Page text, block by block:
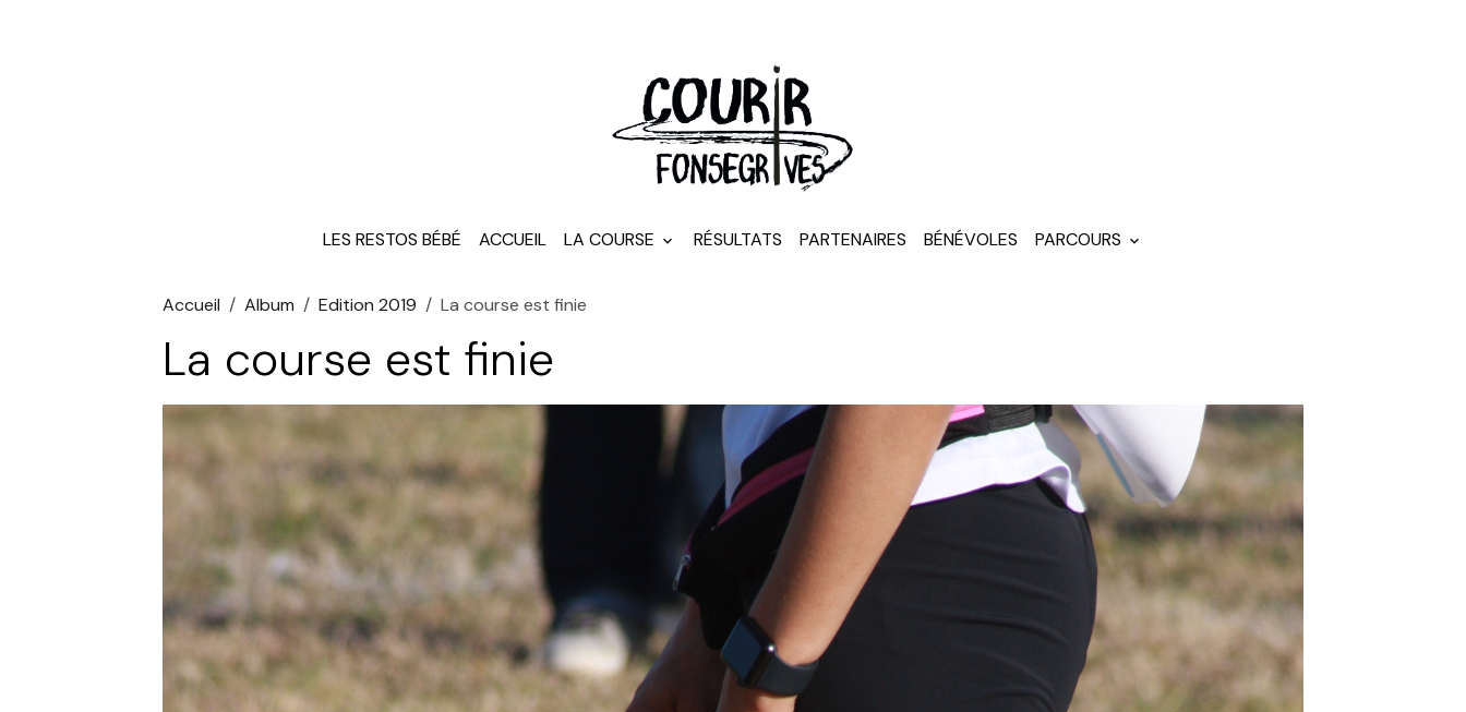
LES RESTOS BÉBÉ ACCUEIL LA COURSE RÉSULTATS PARTENAIRES BÉNÉVOLES PARCOURS
Accueil Album Edition 2019 La course est finie
La course est finie